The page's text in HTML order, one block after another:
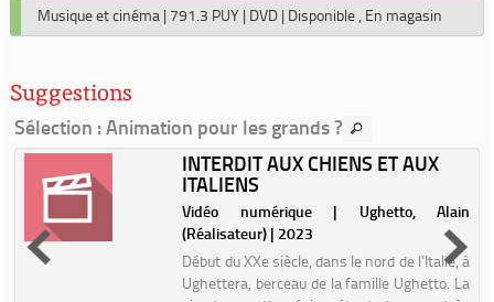
Musique et cinéma | 791.3 PUY | DVD | Disponible , En magasin
Suggestions
Sélection : Animation pour les grands ?
INTERDIT AUX CHIENS ET AUX
ITALIENS
Vidéo numérique | Ughetto, Alain
(Réalisateur) | 2023
Début du XXe siècle, dans le nord de l’Italie, à
Ughettera, berceau de la famille Ughetto. La